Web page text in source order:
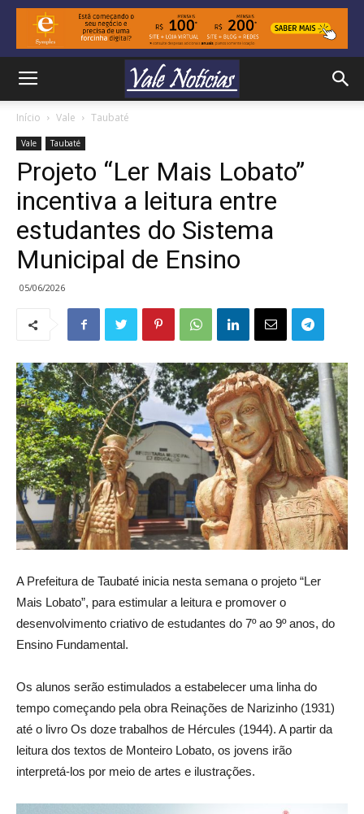
Início Vale Taubaté
Vale Taubaté
Projeto “Ler Mais Lobato”
incentiva a leitura entre
estudantes do Sistema
Municipal de Ensino
05/06/2026
A Prefeitura de Taubaté inicia nesta semana o projeto “Ler
Mais Lobato”, para estimular a leitura e promover o
desenvolvimento criativo de estudantes do 7º ao 9º anos, do
Ensino Fundamental.
Os alunos serão estimulados a estabelecer uma linha do
tempo começando pela obra Reinações de Narizinho (1931)
até o livro Os doze trabalhos de Hércules (1944). A partir da
leitura dos textos de Monteiro Lobato, os jovens irão
interpretá-los por meio de artes e ilustrações.